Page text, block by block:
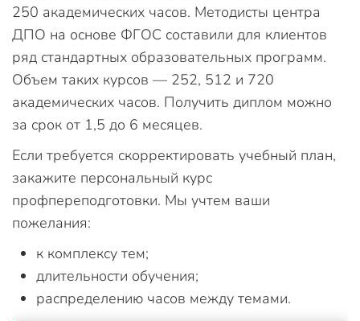
250 академических часов. Методисты центра
ДПО на основе ФГОС составили для клиентов
ряд стандартных образовательных программ.
Объем таких курсов — 252, 512 и 720
академических часов. Получить диплом можно
за срок от 1,5 до 6 месяцев.
Если требуется скорректировать учебный план,
закажите персональный курс
профпереподготовки. Мы учтем ваши
пожелания:
к комплексу тем;
длительности обучения;
распределению часов между темами.